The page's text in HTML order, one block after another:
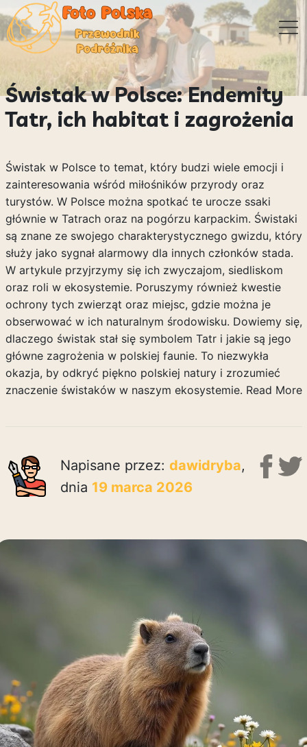
Świstak w Polsce: Endemity
Tatr, ich habitat i zagrożenia
Świstak w Polsce to temat, który budzi wiele emocji i
zainteresowania wśród miłośników przyrody oraz
turystów. W Polsce można spotkać te urocze ssaki
głównie w Tatrach oraz na pogórzu karpackim. Świstaki
są znane ze swojego charakterystycznego gwizdu, który
służy jako sygnał alarmowy dla innych członków stada.
W artykule przyjrzymy się ich zwyczajom, siedliskom
oraz roli w ekosystemie. Poruszymy również kwestie
ochrony tych zwierząt oraz miejsc, gdzie można je
obserwować w ich naturalnym środowisku. Dowiemy się,
dlaczego świstak stał się symbolem Tatr i jakie są jego
główne zagrożenia w polskiej faunie. To niezwykła
okazja, by odkryć piękno polskiej natury i zrozumieć
znaczenie świstaków w naszym ekosystemie. Read More
Napisane przez: dawidryba,
dnia 19 marca 2026